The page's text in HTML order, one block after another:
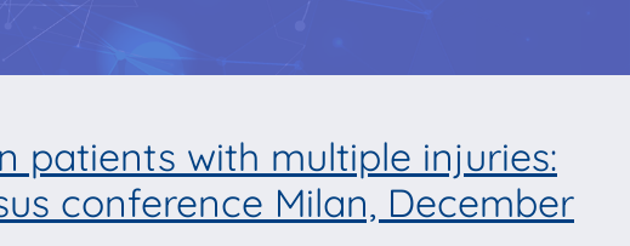
patients with multiple injuries:
conference Milan, December